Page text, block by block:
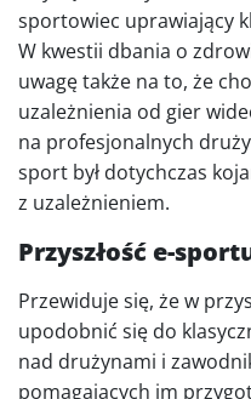
sportowiec uprawiający
W kwestii dbania o
uwagę także na to, że
uzależnienia od gier
na profesjonalnych
sport był dotychczas
z uzależnieniem.
Przyszłość e-
Przewiduje się, że w
upodobnić się do
nad drużynami i
pomagających im